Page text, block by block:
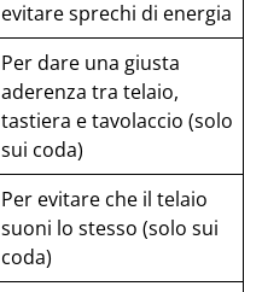
evitare sprechi di energia
Per dare una giusta
aderenza tra telaio,
tastiera e tavolaccio (solo
sui coda)
Per evitare che il telaio
suoni lo stesso (solo sui
coda)